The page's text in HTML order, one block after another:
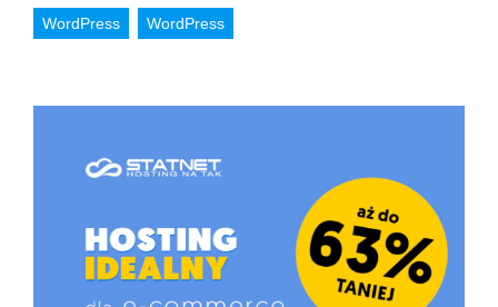
WordPress WordPress